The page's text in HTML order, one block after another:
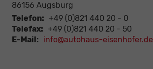
86156 Augsburg
Telefon: +49 (0)821 440 20 - 0
Telefax: +49 (0)821 440 20 - 50
E-Mail: info@autohaus-eisenhofer.de